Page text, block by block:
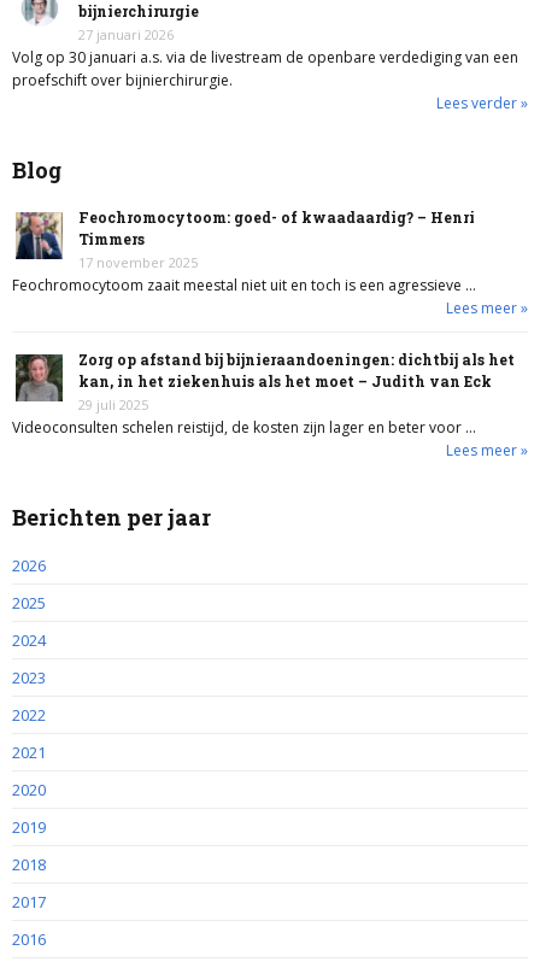
bijnierchirurgie
27 januari 2026
Volg op 30 januari a.s. via de livestream de openbare verdediging van een
proefschift over bijnierchirurgie.
Lees verder »
Blog
Feochromocytoom: goed- of kwaadaardig? – Henri
Timmers
17 november 2025
Feochromocytoom zaait meestal niet uit en toch is een agressieve …
Lees meer »
Zorg op afstand bij bijnieraandoeningen: dichtbij als het
kan, in het ziekenhuis als het moet – Judith van Eck
29 juli 2025
Videoconsulten schelen reistijd, de kosten zijn lager en beter voor …
Lees meer »
Berichten per jaar
2026
2025
2024
2023
2022
2021
2020
2019
2018
2017
2016